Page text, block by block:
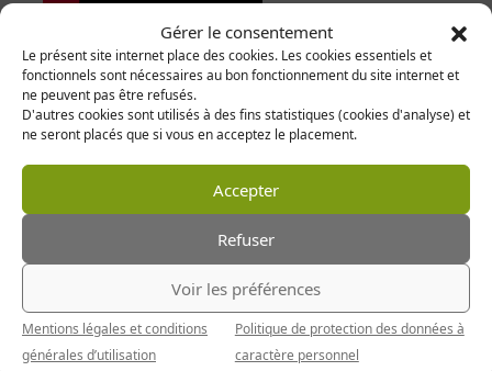
Gérer le consentement
Le présent site internet place des cookies. Les cookies essentiels et
fonctionnels sont nécessaires au bon fonctionnement du site internet et
ne peuvent pas être refusés.
D'autres cookies sont utilisés à des fins statistiques (cookies d'analyse) et
ne seront placés que si vous en acceptez le placement.
Accepter
Refuser
Voir les préférences
Mentions légales et conditions
générales d’utilisation
Politique de protection des données à
caractère personnel
N’OUBLIE PAS DE PRÉCISER
LA VILLEETLE DÉPARTEMENTDANS L’OBJET
MAIL.
(EX: #LILLE59000 )
JE POSTULE !